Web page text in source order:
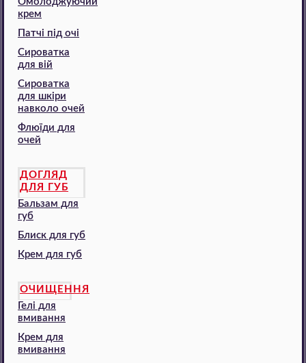
крем
Патчі під очі
Сироватка
для вій
Сироватка
для шкіри
навколо очей
Флюїди для
очей
ДОГЛЯД
ДЛЯ ГУБ
Бальзам для
губ
Блиск для губ
Крем для губ
ОЧИЩЕННЯ
Гелі для
вмивання
Крем для
вмивання